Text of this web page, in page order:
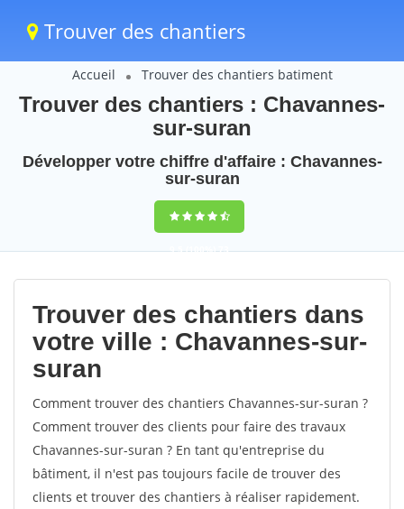
Trouver des chantiers
Accueil Trouver des chantiers batiment
Trouver des chantiers : Chavannes-
sur-suran
Développer votre chiffre d'affaire : Chavannes-
sur-suran
9,5(100%)73
votes
Trouver des chantiers dans
votre ville : Chavannes-sur-
suran
Comment trouver des chantiers Chavannes-sur-suran ?
Comment trouver des clients pour faire des travaux
Chavannes-sur-suran ? En tant qu'entreprise du
bâtiment, il n'est pas toujours facile de trouver des
clients et trouver des chantiers à réaliser rapidement.